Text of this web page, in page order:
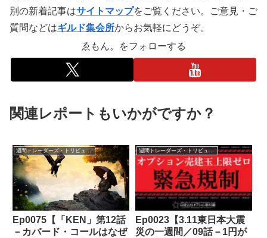
別の新着記事はサイトマップをご覧ください。ご意見・ご
質問などはギルド集会所からお気軽にどうぞ。
ゑもん。をフォローする
関連レポートもいかがですか？
週間トレーダーズ・トリビューン
Ep0075【「KEN」第12話
－カバード・コールはなぜ
週間トレーダーズ・トリビューン
Ep0023【3.11東日本大震
災の一週間／09話－1円が